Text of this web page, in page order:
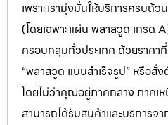
เพราะเรามุ่งมั่นให้บริการครบถ้
(โดยเฉพาะแผ่น พลาสวูด เกรด
ครอบคลุมทั่วประเทศ ด้วยราคา
“พลาสวูด แบบสำเร็จรูป” หรือสั่
โดยไม่ว่าคุณอยู่ภาคกลาง ภาคเ
สามารถได้รับสินค้าและบริการจ